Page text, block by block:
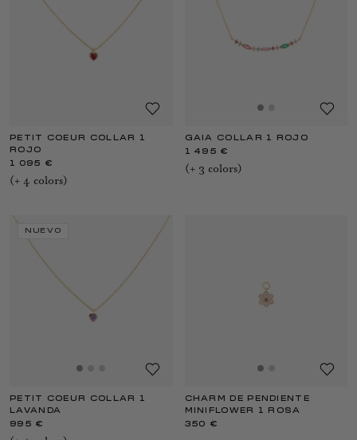
PETIT COEUR COLLAR 1
ROJO
1 095 €
(+ 4 colors)
GAIA COLLAR 1 ROJO
1 495 €
(+ 3 colors)
NUEVO
PETIT COEUR COLLAR 1
LAVANDA
995 €
CHARM DE PENDIENTE
MINIFLOWER 1 ROSA
350 €